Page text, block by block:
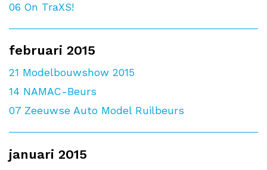
06 On TraXS!
februari 2015
21 Modelbouwshow 2015
14 NAMAC-Beurs
07 Zeeuwse Auto Model Ruilbeurs
januari 2015